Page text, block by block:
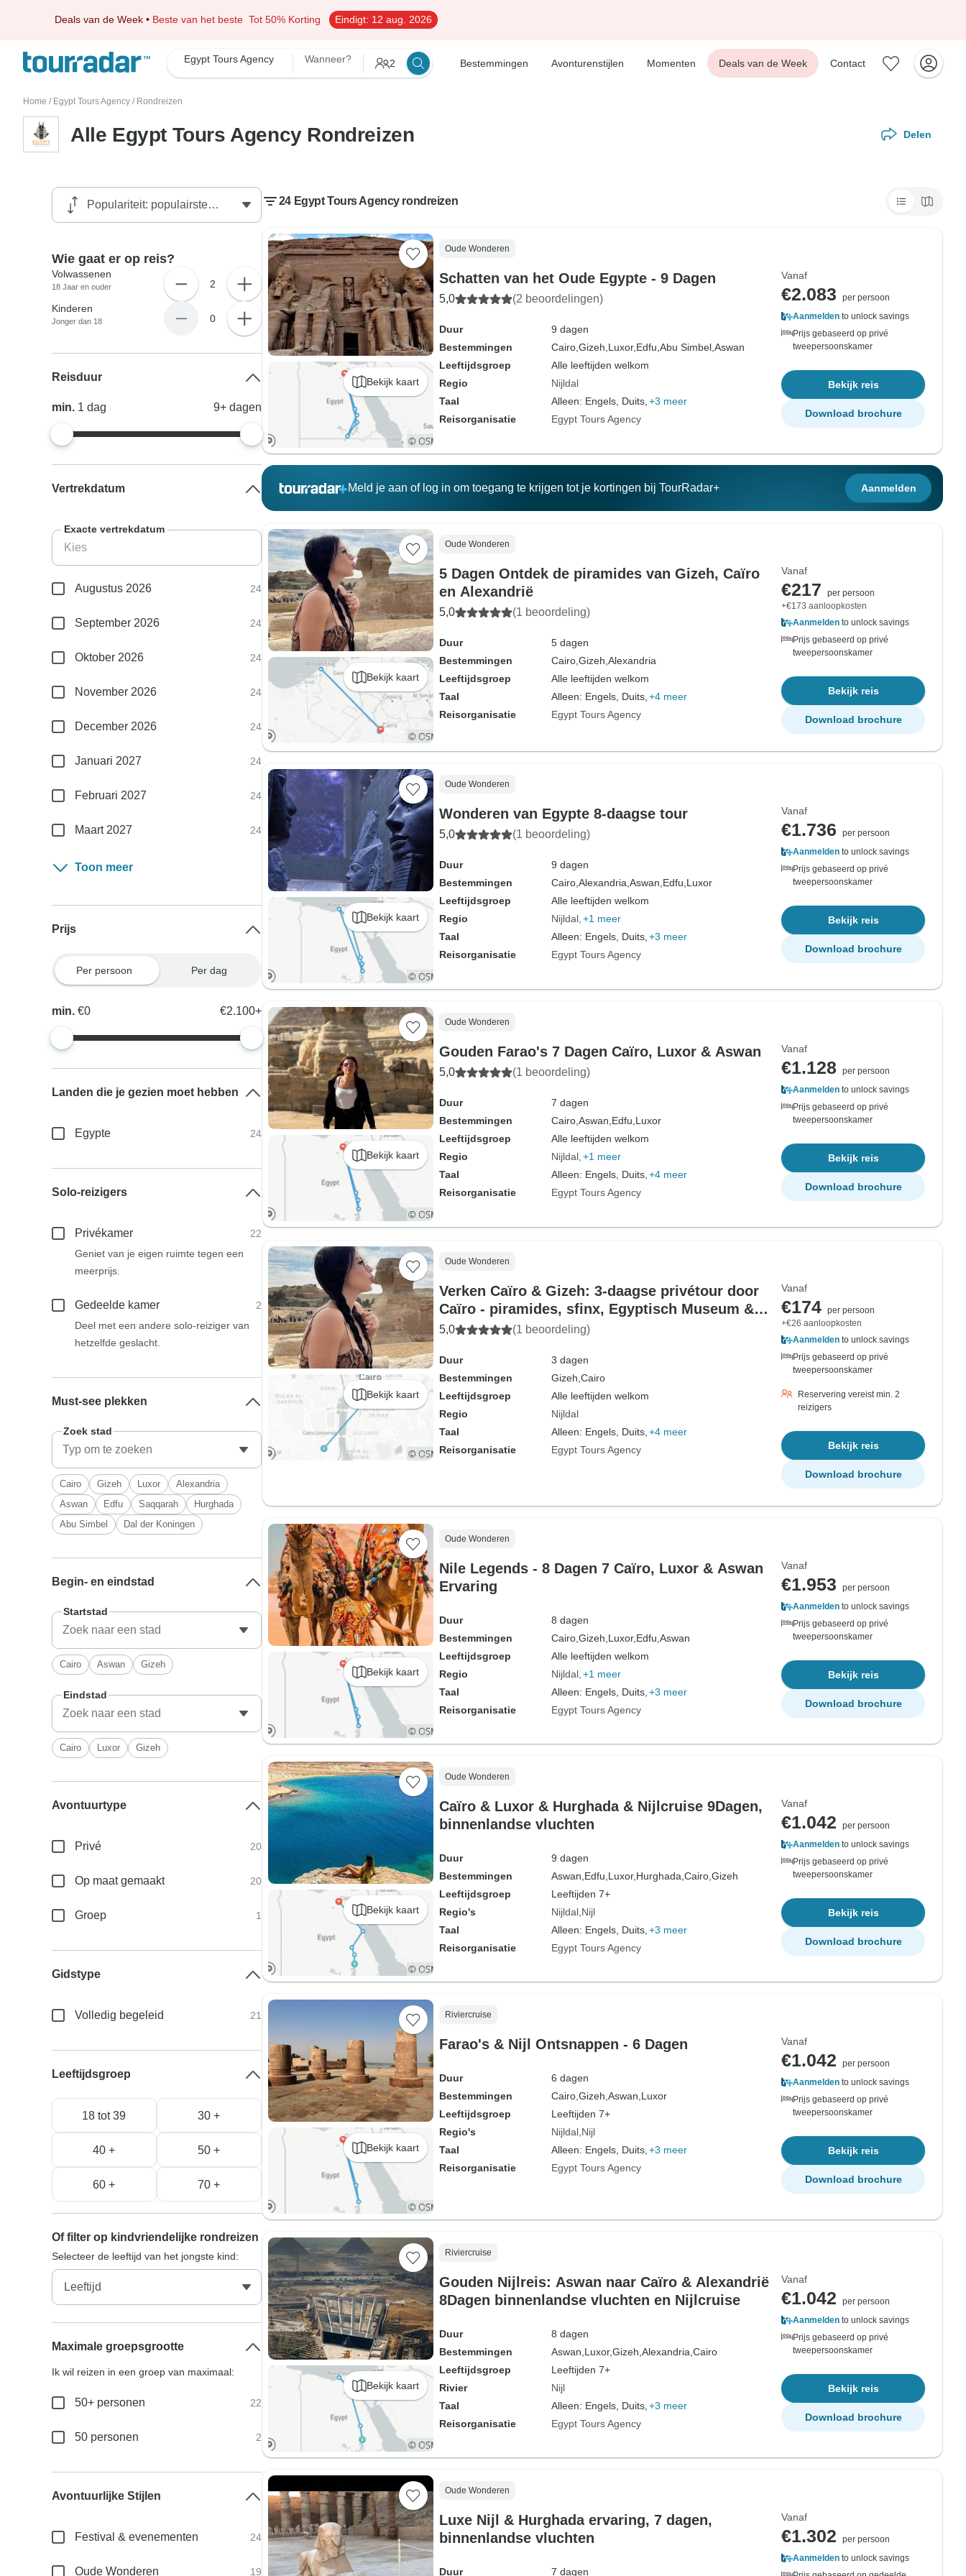
Deals van de Week • Beste van het beste Tot 50% Korting Eindigt: 12 aug. 2026
Egypt Tours Agency Wanneer? 2 Bestemmingen Avonturenstijlen Momenten Deals van de Week Contact
Home / Egypt Tours Agency / Rondreizen
Alle Egypt Tours Agency Rondreizen Delen
24 Egypt Tours Agency rondreizen
Bekijk kaart
Oude Wonderen
Schatten van het Oude Egypte - 9 Dagen
5,0 (2 beoordelingen)
Duur
9 dagen
Bestemmingen
Cairo, Gizeh, Luxor, Edfu, Abu Simbel, Aswan
Leeftijdsgroep
Alle leeftijden welkom
Regio
Nijldal
Taal
Alleen: Engels, Duits, +3 meer
Reisorganisatie
Egypt Tours Agency
Vanaf
€2.083
per persoon
Aanmelden to unlock savings
Prijs gebaseerd op privé
tweepersoonskamer
Bekijk reis
Download brochure
Meld je aan of log in om toegang te krijgen tot je kortingen bij TourRadar+ Aanmelden
Bekijk kaart
Oude Wonderen
5 Dagen Ontdek de piramides van Gizeh, Caïro
en Alexandrië
5,0 (1 beoordeling)
Duur
5 dagen
Bestemmingen
Cairo, Gizeh, Alexandria
Leeftijdsgroep
Alle leeftijden welkom
Taal
Alleen: Engels, Duits, +4 meer
Reisorganisatie
Egypt Tours Agency
Vanaf
€217
per persoon
+€173 aanloopkosten
Aanmelden to unlock savings
Prijs gebaseerd op privé
tweepersoonskamer
Bekijk reis
Download brochure
Bekijk kaart
Oude Wonderen
Wonderen van Egypte 8-daagse tour
5,0 (1 beoordeling)
Duur
9 dagen
Bestemmingen
Cairo, Alexandria, Aswan, Edfu, Luxor
Leeftijdsgroep
Alle leeftijden welkom
Regio
Nijldal +1 meer
Taal
Alleen: Engels, Duits, +3 meer
Reisorganisatie
Egypt Tours Agency
Vanaf
€1.736
per persoon
Aanmelden to unlock savings
Prijs gebaseerd op privé
tweepersoonskamer
Bekijk reis
Download brochure
Bekijk kaart
Oude Wonderen
Gouden Farao's 7 Dagen Caïro, Luxor & Aswan
5,0 (1 beoordeling)
Duur
7 dagen
Bestemmingen
Cairo, Aswan, Edfu, Luxor
Leeftijdsgroep
Alle leeftijden welkom
Regio
Nijldal +1 meer
Taal
Alleen: Engels, Duits, +4 meer
Reisorganisatie
Egypt Tours Agency
Vanaf
€1.128
per persoon
Aanmelden to unlock savings
Prijs gebaseerd op privé
tweepersoonskamer
Bekijk reis
Download brochure
Bekijk kaart
Oude Wonderen
Verken Caïro & Gizeh: 3-daagse privétour door
Caïro - piramides, sfinx, Egyptisch Museum &
Nijl Dinner Cruises
5,0 (1 beoordeling)
Duur
3 dagen
Bestemmingen
Gizeh, Cairo
Leeftijdsgroep
Alle leeftijden welkom
Regio
Nijldal
Taal
Alleen: Engels, Duits, +4 meer
Reisorganisatie
Egypt Tours Agency
Vanaf
€174 per persoon
+€26 aanloopkosten
Aanmelden to unlock savings
Prijs gebaseerd op privé
tweepersoonskamer
Reservering vereist min. 2
reizigers
Bekijk reis
Download brochure
Bekijk kaart
Oude Wonderen
Nile Legends - 8 Dagen 7 Caïro, Luxor & Aswan
Ervaring
Duur
8 dagen
Bestemmingen
Cairo, Gizeh, Luxor, Edfu, Aswan
Leeftijdsgroep
Alle leeftijden welkom
Regio
Nijldal +1 meer
Taal
Alleen: Engels, Duits, +3 meer
Reisorganisatie
Egypt Tours Agency
Vanaf
€1.953
per persoon
Aanmelden to unlock savings
Prijs gebaseerd op privé
tweepersoonskamer
Bekijk reis
Download brochure
Bekijk kaart
Oude Wonderen
Caïro & Luxor & Hurghada & Nijlcruise 9Dagen,
binnenlandse vluchten
Duur
9 dagen
Bestemmingen
Aswan, Edfu, Luxor, Hurghada, Cairo, Gizeh
Leeftijdsgroep
Leeftijden 7+
Regio's
Nijldal Nijl
Taal
Alleen: Engels, Duits, +3 meer
Reisorganisatie
Egypt Tours Agency
Vanaf
€1.042
per persoon
Aanmelden to unlock savings
Prijs gebaseerd op privé
tweepersoonskamer
Bekijk reis
Download brochure
Bekijk kaart
Riviercruise
Farao's & Nijl Ontsnappen - 6 Dagen
Duur
6 dagen
Bestemmingen
Cairo, Gizeh, Aswan, Luxor
Leeftijdsgroep
Leeftijden 7+
Regio's
Nijldal Nijl
Taal
Alleen: Engels, Duits, +3 meer
Reisorganisatie
Egypt Tours Agency
Vanaf
€1.042
per persoon
Aanmelden to unlock savings
Prijs gebaseerd op privé
tweepersoonskamer
Bekijk reis
Download brochure
Bekijk kaart
Riviercruise
Gouden Nijlreis: Aswan naar Caïro & Alexandrië
8Dagen binnenlandse vluchten en Nijlcruise
Duur
8 dagen
Bestemmingen
Aswan, Luxor,Gizeh, Alexandria, Cairo
Leeftijdsgroep
Leeftijden 7+
Rivier
Nijl
Taal
Alleen: Engels, Duits, +3 meer
Reisorganisatie
Egypt Tours Agency
Vanaf
€1.042
per persoon
Aanmelden to unlock savings
Prijs gebaseerd op privé
tweepersoonskamer
Bekijk reis
Download brochure
Oude Wonderen
Luxe Nijl & Hurghada ervaring, 7 dagen,
binnenlandse vluchten
Duur 7 dagen
Vanaf
€1.302
per persoon
Aanmelden to unlock savings
Wie gaat er op reis?
Volwassenen
18 Jaar en ouder 2
Kinderen
Jonger dan 18 0
Reisduur
min. 1dag 9+ dagen
Vertrekdatum
Exacte vertrekdatum
Augustus 2026 24
September 2026 24
Oktober 2026 24
November 2026 24
December 2026 24
Januari 2027 24
Februari 2027 24
Maart 2027 24
Toon meer
Prijs
Per persoon Per dag
min.€0 €2.100+
Landen die je gezien moet hebben
Egypte 24
Solo-reizigers
Privékamer
22
Geniet van je eigen ruimte tegen een
meerprijs.
Gedeelde kamer
2
Deel met een andere solo-reiziger van
hetzelfde geslacht.
Must-see plekken
Zoek stad
Cairo Gizeh Luxor
Alexandria
Aswan
Edfu Saqqarah
Hurghada
Abu Simbel
Dal der Koningen
Begin- en eindstad
Startstad
Cairo Aswan Gizeh
Eindstad
Cairo Luxor Gizeh
Avontuurtype
Privé 20
Op maat gemaakt 20
Groep 1
Gidstype
Volledig begeleid 21
Leeftijdsgroep
18 tot 39 30 +
40 + 50 +
60 + 70 +
Of filter op kindvriendelijke rondreizen
Selecteer de leeftijd van het jongste kind:
Maximale groepsgrootte
Ik wil reizen in een groep van maximaal:
50+ personen 22
50 personen 2
Avontuurlijke Stijlen
Festival & evenementen 24
Oude Wonderen 19